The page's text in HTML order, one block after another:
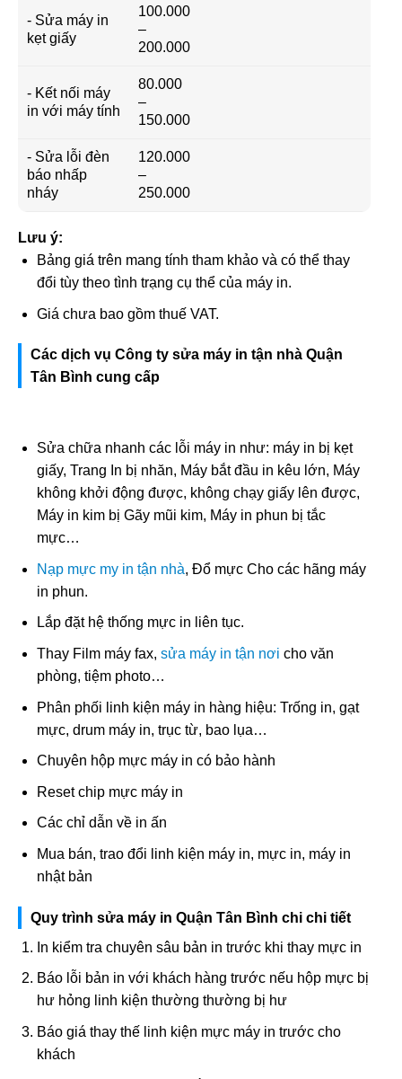
- Sửa máy in
kẹt giấy
100.000
–
200.000
- Kết nối máy
in với máy tính
80.000
–
150.000
- Sửa lỗi đèn
báo nhấp
nháy
120.000
–
250.000
Lưu ý:
Bảng giá trên mang tính tham khảo và có thể thay
đổi tùy theo tình trạng cụ thể của máy in.
Giá chưa bao gồm thuế VAT.
Các dịch vụ Công ty sửa máy in tận nhà Quận
Tân Bình cung cấp
Sửa chữa nhanh các lỗi máy in như: máy in bị kẹt
giấy, Trang In bị nhăn, Máy bắt đầu in kêu lớn, Máy
không khởi động được, không chạy giấy lên được,
Máy in kim bị Gãy mũi kim, Máy in phun bị tắc
mực…
Nạp mực my in tận nhà, Đổ mực Cho các hãng máy
in phun.
Lắp đặt hệ thống mực in liên tục.
Thay Film máy fax, sửa máy in tận nơi cho văn
phòng, tiệm photo…
Phân phối linh kiện máy in hàng hiệu: Trống in, gạt
mực, drum máy in, trục từ, bao lụa…
Chuyên hộp mực máy in có bảo hành
Reset chip mực máy in
Các chỉ dẫn về in ấn
Mua bán, trao đổi linh kiện máy in, mực in, máy in
nhật bản
Quy trình sửa máy in Quận Tân Bình chi chi tiết
In kiểm tra chuyên sâu bản in trước khi thay mực in
Báo lỗi bản in với khách hàng trước nếu hộp mực bị
hư hỏng linh kiện thường thường bị hư
Báo giá thay thế linh kiện mực máy in trước cho
khách